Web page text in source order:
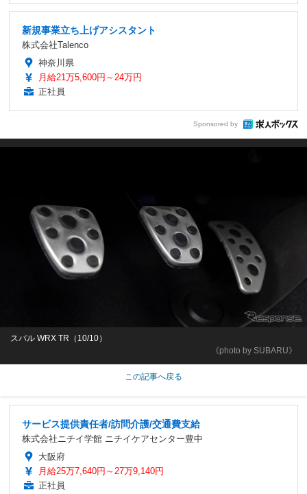
新規事業立ち上げアシスタント
株式会社Talenco
神奈川県
月給21万5,600円～24万円
正社員
Sponsored by
《photo by SUBARU》
スバル WRX TR（10/10）
この記事へ戻る
サービス提供責任者/訪問介護/交通費支給
株式会社ニチイ学館 ニチイケアセンター豊中
大阪府
月給25万7,640円～27万9,140円
正社員